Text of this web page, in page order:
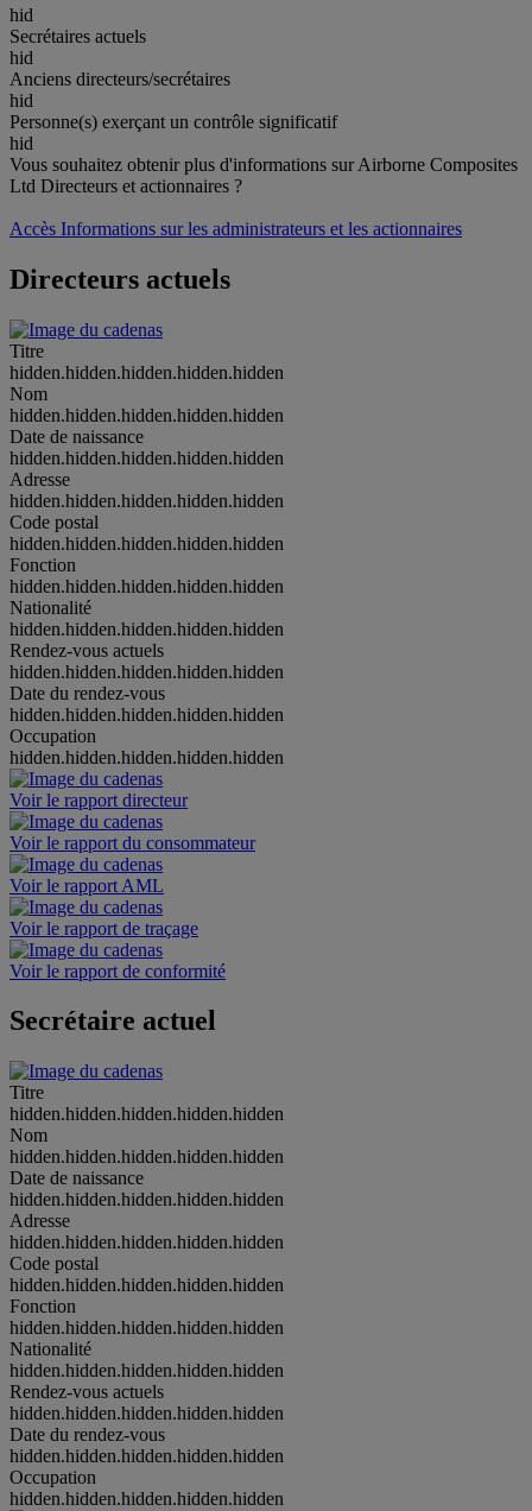
hid
Secrétaires actuels
hid
Anciens directeurs/secrétaires
hid
Personne(s) exerçant un contrôle significatif
hid
Vous souhaitez obtenir plus d'informations sur Airborne Composites
Ltd Directeurs et actionnaires ?
Accès Informations sur les administrateurs et les actionnaires
Directeurs actuels
Titre
hidden.hidden.hidden.hidden.hidden
Nom
hidden.hidden.hidden.hidden.hidden
Date de naissance
hidden.hidden.hidden.hidden.hidden
Adresse
hidden.hidden.hidden.hidden.hidden
Code postal
hidden.hidden.hidden.hidden.hidden
Fonction
hidden.hidden.hidden.hidden.hidden
Nationalité
hidden.hidden.hidden.hidden.hidden
Rendez-vous actuels
hidden.hidden.hidden.hidden.hidden
Date du rendez-vous
hidden.hidden.hidden.hidden.hidden
Occupation
hidden.hidden.hidden.hidden.hidden
Voir le rapport directeur
Voir le rapport du consommateur
Voir le rapport AML
Voir le rapport de traçage
Voir le rapport de conformité
Secrétaire actuel
Titre
hidden.hidden.hidden.hidden.hidden
Nom
hidden.hidden.hidden.hidden.hidden
Date de naissance
hidden.hidden.hidden.hidden.hidden
Adresse
hidden.hidden.hidden.hidden.hidden
Code postal
hidden.hidden.hidden.hidden.hidden
Fonction
hidden.hidden.hidden.hidden.hidden
Nationalité
hidden.hidden.hidden.hidden.hidden
Rendez-vous actuels
hidden.hidden.hidden.hidden.hidden
Date du rendez-vous
hidden.hidden.hidden.hidden.hidden
Occupation
hidden.hidden.hidden.hidden.hidden